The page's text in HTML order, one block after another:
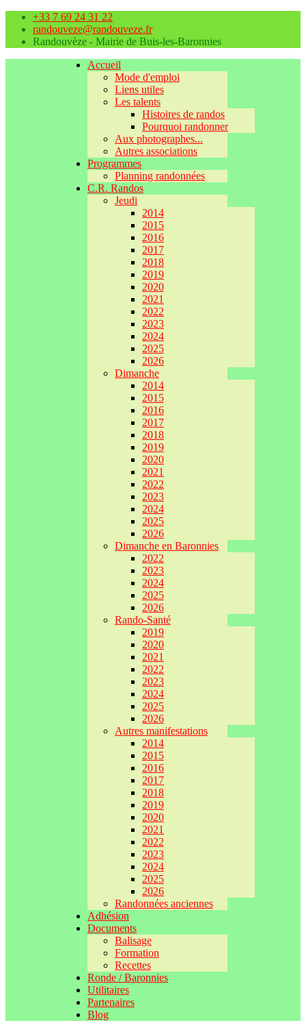
+33 7 69 24 31 22
randouveze@randouveze.fr
Randouvèze - Mairie de Buis-les-Baronnies
Accueil
Mode d'emploi
Liens utiles
Les talents
Histoires de randos
Pourquoi randonner
Aux photographes...
Autres associations
Programmes
Planning randonnées
C.R. Randos
Jeudi
2014
2015
2016
2017
2018
2019
2020
2021
2022
2023
2024
2025
2026
Dimanche
2014
2015
2016
2017
2018
2019
2020
2021
2022
2023
2024
2025
2026
Dimanche en Baronnies
2022
2023
2024
2025
2026
Rando-Santé
2019
2020
2021
2022
2023
2024
2025
2026
Autres manifestations
2014
2015
2016
2017
2018
2019
2020
2021
2022
2023
2024
2025
2026
Randonnées anciennes
Adhésion
Documents
Balisage
Formation
Recettes
Ronde / Baronnies
Utilitaires
Partenaires
Blog